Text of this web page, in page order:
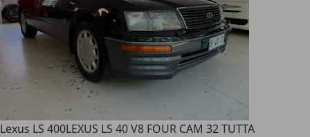
Lexus LS 400LEXUS LS 40 V8 FOUR CAM 32 TUTTA